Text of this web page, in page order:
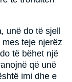
unë do të sjell
teje njerëz
të bëhet një
që unë
imi dhe e